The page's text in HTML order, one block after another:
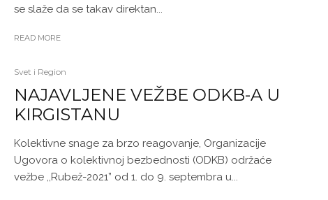
se slaže da se takav direktan...
READ MORE
Svet i Region
NAJAVLJENE VEŽBE ODKB-A U
KIRGISTANU
Kolektivne snage za brzo reagovanje, Organizacije
Ugovora o kolektivnoj bezbednosti (ODKB) održaće
vežbe ,,Rubež-2021” od 1. do 9. septembra u...